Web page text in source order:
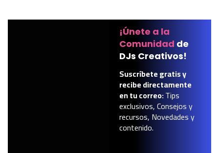
¡Únete a la
Comunidad de
DJs Creativos!
Suscríbete gratis y
recibe directamente
en tu correo:Tips
exclusivos, Consejos y
recursos, Novedades y
contenido.